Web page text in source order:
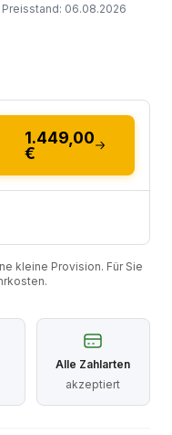
Preisstand: 06.08.2026
1.449,00
€
kleine Provision. Für Sie
Alle Zahlarten
akzeptiert